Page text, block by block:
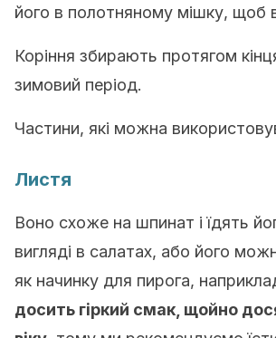
його в полотняному мішку, щоб
Коріння збирають протягом
зимовий період.
Частини, які можна
Листя
Воно схоже на шпинат і їдять
вигляді в салатах, або його
як начинку для пирога,
досить гіркий смак, щойно